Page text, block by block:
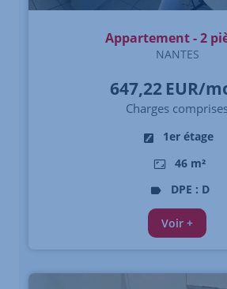
Appartement - 2
NANTES
647,22 EUR/
Charges
1er étage
46 m²
DPE : D
Voir +